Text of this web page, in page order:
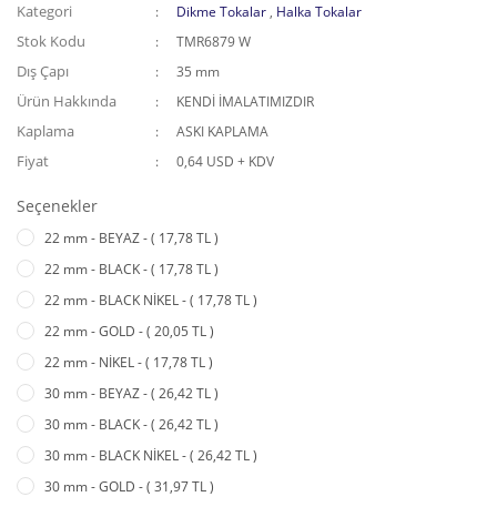
Kategori Dikme Tokalar , Halka Tokalar
Stok Kodu TMR6879 W
Dış Çapı 35 mm
Ürün Hakkında KENDİ İMALATIMIZDIR
Kaplama ASKI KAPLAMA
Fiyat 0,64 USD + KDV
Seçenekler
22 mm - BEYAZ - ( 17,78 TL )
22 mm - BLACK - ( 17,78 TL )
22 mm - BLACK NİKEL - ( 17,78 TL )
22 mm - GOLD - ( 20,05 TL )
22 mm - NİKEL - ( 17,78 TL )
30 mm - BEYAZ - ( 26,42 TL )
30 mm - BLACK - ( 26,42 TL )
30 mm - BLACK NİKEL - ( 26,42 TL )
30 mm - GOLD - ( 31,97 TL )